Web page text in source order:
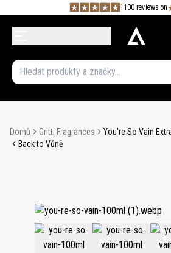
1100 reviews on
Domů Gritti Fragrances
You're So Vain
Back to Vůně